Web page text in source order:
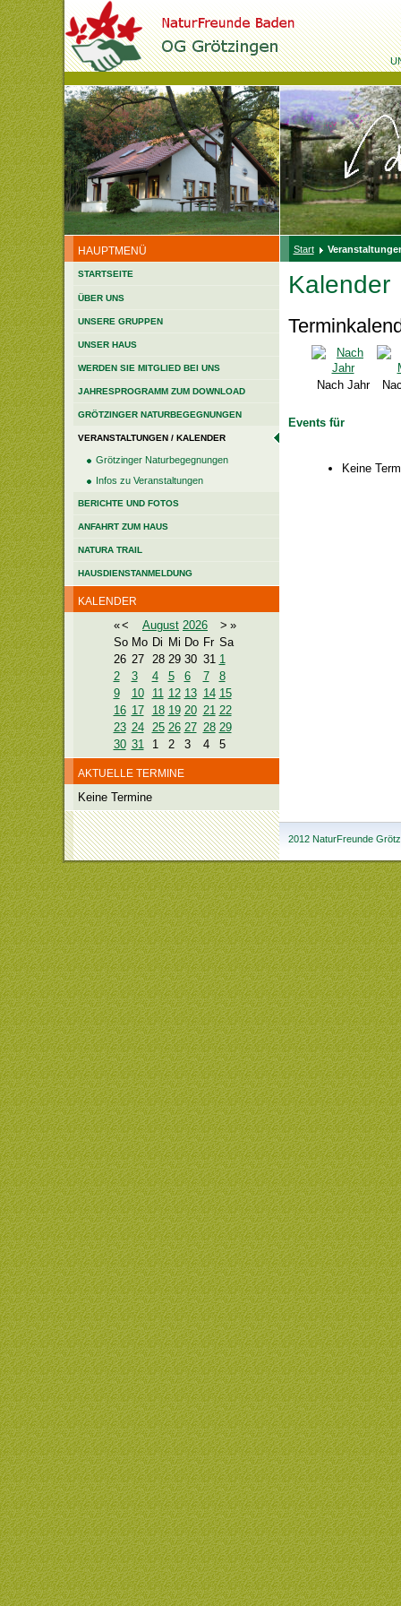
HAUPTMENÜ
STARTSEITE
ÜBER UNS
UNSERE GRUPPEN
UNSER HAUS
WERDEN SIE MITGLIED BEI UNS
JAHRESPROGRAMM ZUM DOWNLOAD
GRÖTZINGER NATURBEGEGNUNGEN
VERANSTALTUNGEN / KALENDER
Grötzinger Naturbegegnungen
Infos zu Veranstaltungen
BERICHTE UND FOTOS
ANFAHRT ZUM HAUS
NATURA TRAIL
HAUSDIENSTANMELDUNG
KALENDER
«< August 2026 > »
So Mo Di Mi Do Fr Sa
26 27 28 29 30 31 1
2
3 4 5 6 7
8
9
10 11 12 13 14 15
16 17 18 19 20 21 22
23 24 25 26 27 28 29
30 31 1 2 3 4 5
AKTUELLE TERMINE
Keine Termine
Start
Kalender
Nach Jahr
Events für
Keine
2012 NaturFreunde